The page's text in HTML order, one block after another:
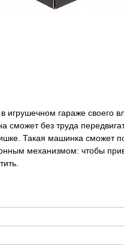
гараже своего
без труда
Такая машинка сможет
механизмом: чтобы